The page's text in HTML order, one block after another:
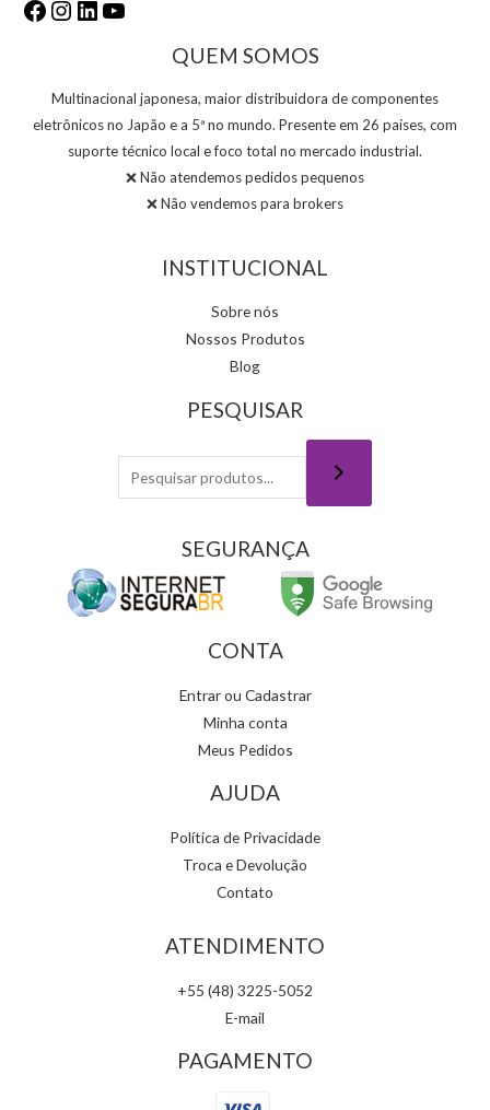
QUEM SOMOS
Multinacional japonesa, maior distribuidora de componentes
eletrônicos no Japão e a 5ª no mundo. Presente em 26 países, com
suporte técnico local e foco total no mercado industrial.
❌ Não atendemos pedidos pequenos
❌ Não vendemos para brokers
INSTITUCIONAL
Sobre nós
Nossos Produtos
Blog
PESQUISAR
SEGURANÇA
CONTA
Entrar ou Cadastrar
Minha conta
Meus Pedidos
AJUDA
Política de Privacidade
Troca e Devolução
Contato
ATENDIMENTO
+55 (48) 3225-5052
E-mail
PAGAMENTO